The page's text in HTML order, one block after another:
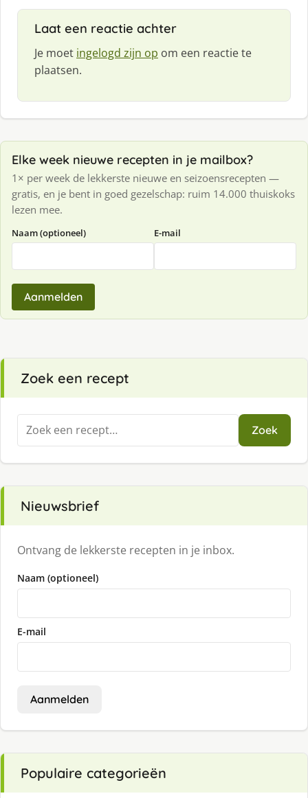
Laat een reactie achter
Je moet ingelogd zijn op om een reactie te
plaatsen.
Elke week nieuwe recepten in je mailbox?
1× per week de lekkerste nieuwe en seizoensrecepten —
gratis, en je bent in goed gezelschap: ruim 14.000 thuiskoks
lezen mee.
Naam (optioneel) E-mail
Aanmelden
Zoek een recept
Zoeken
naar:
Zoek
Nieuwsbrief
Ontvang de lekkerste recepten in je inbox.
Naam (optioneel)
E-mail
Aanmelden
Populaire categorieën